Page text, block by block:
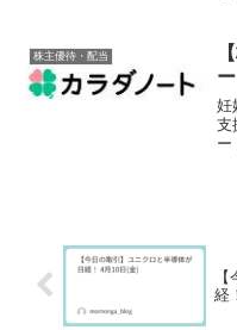
株主優待・配当
妊
支
ー
経